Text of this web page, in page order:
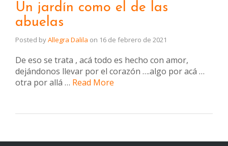
Un jardín como el de las
abuelas
Posted byAllegra Dalila on 16 de febrero de 2021
De eso se trata , acá todo es hecho con amor,
dejándonos llevar por el corazón ….algo por acá …
otra por allá … Read More